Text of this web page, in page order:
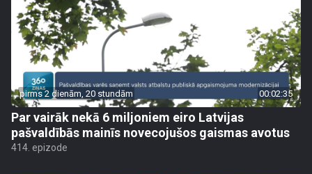
pirms 2 dienām, 20 stundām 00:02:35
Par vairāk nekā 6 miljoniem eiro Latvijas
pašvaldībās mainīs novecojušos gaismas avotus
414. epizode